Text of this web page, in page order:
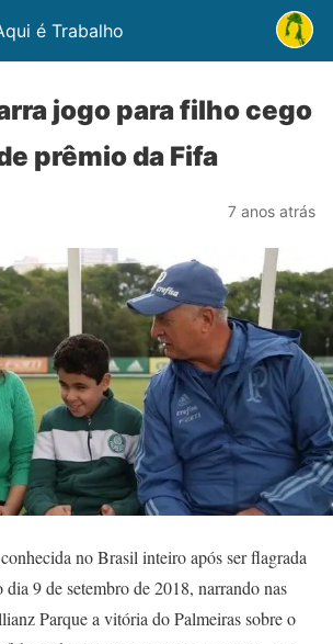
é Trabalho
jogo para filho cego
prêmio da Fifa
7 anos atrás
no Brasil inteiro após ser flagrada
9 de setembro de 2018, narrando nas
Parque a vitória do Palmeiras sobre o